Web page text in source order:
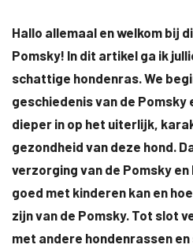
Hallo allemaal en welkom bij
Pomsky! In dit artikel ga ik
schattige hondenras. We
geschiedenis van de Pomsky
dieper in op het uiterlijk,
gezondheid van deze hond.
verzorging van de Pomsky
goed met kinderen kan en
zijn van de Pomsky. Tot slot
met andere hondenrassen